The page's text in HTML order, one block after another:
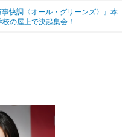
その他
快調〈オール・グリーンズ〉』本
の屋上で決起集会！